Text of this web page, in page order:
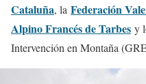
Cataluña, la Federación
Alpino Francés de Tarbes y
Intervención en Montaña